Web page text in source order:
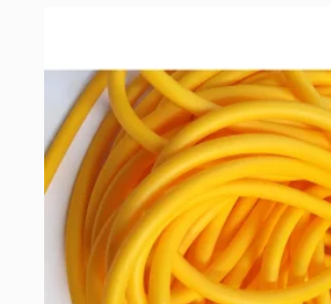
wybrać
na
stronie
produktu